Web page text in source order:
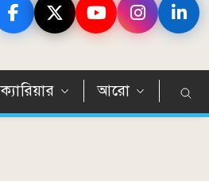
ক্যারিয়ার আরো